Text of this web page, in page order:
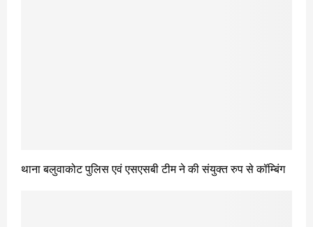
थाना बलुवाकोट पुलिस एवं एसएसबी टीम ने की संयुक्त रुप से कॉम्बिंग